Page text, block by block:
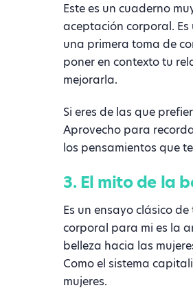
Este es un cuaderno
aceptación corporal.
una primera toma de
poner en contexto tu
mejorarla.
Si eres de las que
Aprovecho para
los pensamientos que
3. El mito de la
Es un ensayo clásico
corporal para mi es la
belleza hacia las
Como el sistema
mujeres.